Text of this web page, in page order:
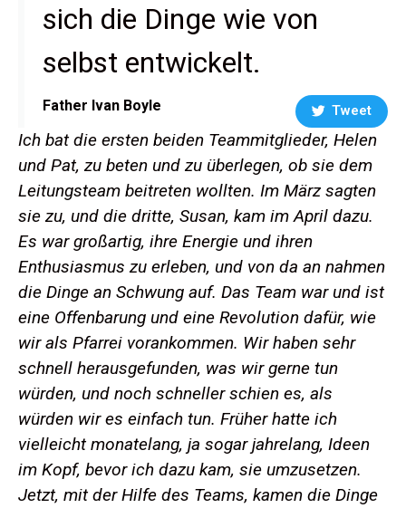
sich die Dinge wie von
selbst entwickelt.
Father Ivan Boyle Tweet
Ich bat die ersten beiden Teammitglieder, Helen
und Pat, zu beten und zu überlegen, ob sie dem
Leitungsteam beitreten wollten. Im März sagten
sie zu, und die dritte, Susan, kam im April dazu.
Es war großartig, ihre Energie und ihren
Enthusiasmus zu erleben, und von da an nahmen
die Dinge an Schwung auf. Das Team war und ist
eine Offenbarung und eine Revolution dafür, wie
wir als Pfarrei vorankommen. Wir haben sehr
schnell herausgefunden, was wir gerne tun
würden, und noch schneller schien es, als
würden wir es einfach tun. Früher hatte ich
vielleicht monatelang, ja sogar jahrelang, Ideen
im Kopf, bevor ich dazu kam, sie umzusetzen.
Jetzt, mit der Hilfe des Teams, kamen die Dinge